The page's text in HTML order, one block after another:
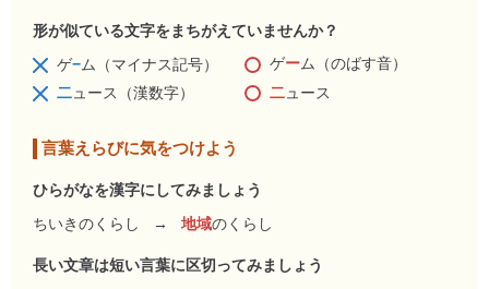
形が似ている文字をまちがえていませんか？
ゲ−ム（マイナス記号） ゲーム（のばす音）
二ュース（漢数字） 二ュース
言葉えらびに気をつけよう
ひらがなを漢字にしてみましょう
ちいきのくらし
→ 地域のくらし
長い文章は短い言葉に区切ってみましょう